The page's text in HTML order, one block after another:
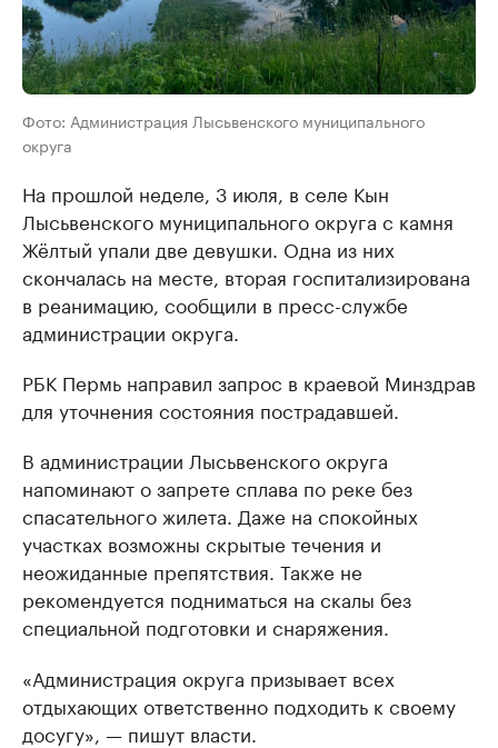
Фото: Администрация Лысьвенского муниципального
округа
На прошлой неделе, 3 июля, в селе Кын
Лысьвенского муниципального округа с камня
Жёлтый упали две девушки. Одна из них
скончалась на месте, вторая госпитализирована
в реанимацию, сообщили в пресс-службе
администрации округа.
РБК Пермь направил запрос в краевой Минздрав
для уточнения состояния пострадавшей.
В администрации Лысьвенского округа
напоминают о запрете сплава по реке без
спасательного жилета. Даже на спокойных
участках возможны скрытые течения и
неожиданные препятствия. Также не
рекомендуется подниматься на скалы без
специальной подготовки и снаряжения.
«Администрация округа призывает всех
отдыхающих ответственно подходить к своему
досугу», — пишут власти.